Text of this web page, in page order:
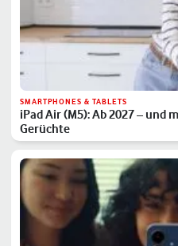
SMARTPHONES & TABLETS
iPad Air (M5): Ab 2027 – und
Gerüchte